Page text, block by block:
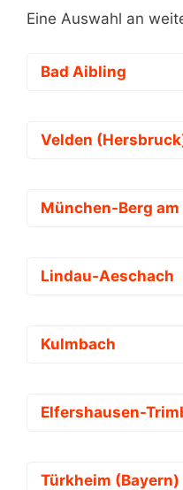
Eine Auswahl an
Bad Aibling
Velden
München-Berg am
Lindau-Aeschach
Kulmbach
Elfershausen-
Türkheim (Bayern)